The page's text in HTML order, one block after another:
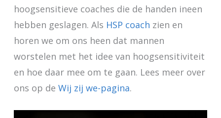
hoogsensitieve coaches die de handen ineen
hebben geslagen. Als HSP coach zien en
horen we om ons heen dat mannen
worstelen met het idee van hoogsensitiviteit
en hoe daar mee om te gaan. Lees meer over
ons op de Wij zij we-pagina.